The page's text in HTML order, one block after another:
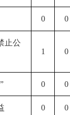
0 0
止公
1 0
0 0
0 0